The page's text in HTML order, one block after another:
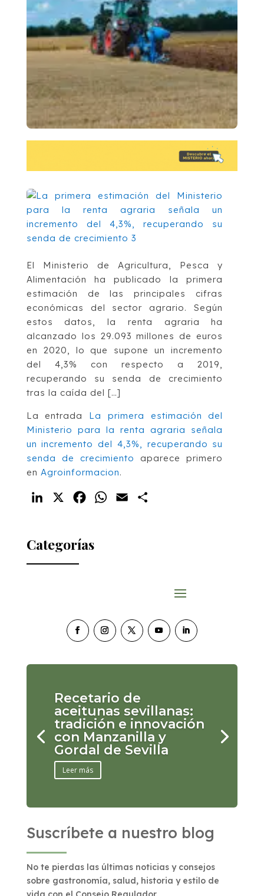
El Ministerio de Agricultura, Pesca y
Alimentación ha publicado la primera
estimación de las principales cifras
económicas del sector agrario. Según
estos datos, la renta agraria ha
alcanzado los 29.093 millones de euros
en 2020, lo que supone un incremento
del 4,3% con respecto a 2019,
recuperando su senda de crecimiento
tras la caída del […]
La entrada La primera estimación del
Ministerio para la renta agraria señala
un incremento del 4,3%, recuperando su
senda de crecimiento
aparece primero
en Agroinformacion.
LinkedIn FacebookWhatsApp
Email
Categorías
Recetario de
aceitunas sevillanas:
tradición e innovación
con Manzanilla y
Gordal de Sevilla
Leer más
Suscríbete a nuestro blog
No te pierdas las últimas noticias y consejos
sobre gastronomía, salud, historia y estilo de